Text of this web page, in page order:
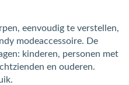
eenvoudig te verstellen,
modeaccessoire. De
kinderen, personen met
en ouderen.